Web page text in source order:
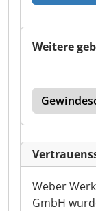
Weitere
Weber
GmbH